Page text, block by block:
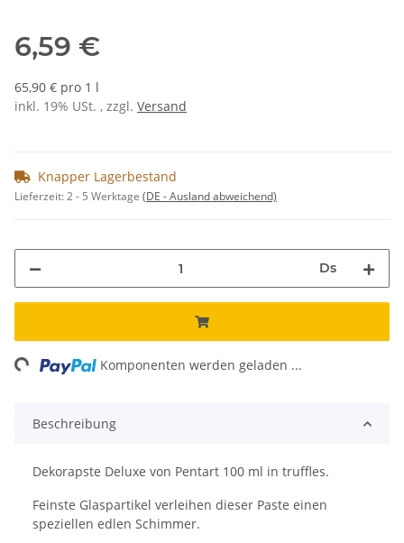
6,59 €
65,90 € pro 1 l
inkl. 19% USt. , zzgl. Versand
Knapper Lagerbestand
Lieferzeit:2 - 5 Werktage (DE - Ausland abweichend)
Ds
Komponenten werden geladen ...
Beschreibung
Dekorapste Deluxe von Pentart 100 ml in truffles.
Feinste Glaspartikel verleihen dieser Paste einen
speziellen edlen Schimmer.